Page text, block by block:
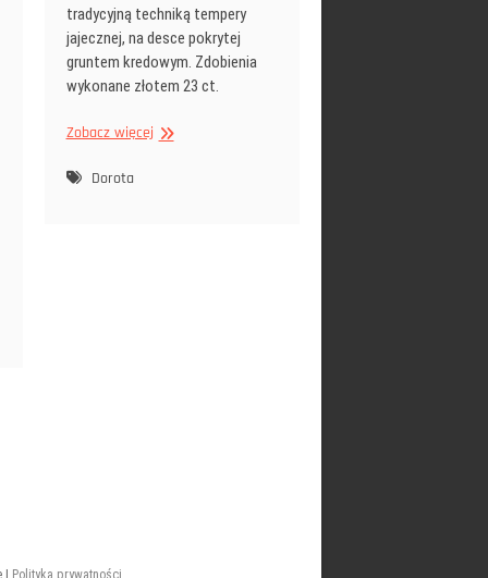
tradycyjną techniką tempery
jajecznej, na desce pokrytej
gruntem kredowym. Zdobienia
wykonane złotem 23 ct.
Zobacz więcejIkona
Dorota
| Polityka prywatności